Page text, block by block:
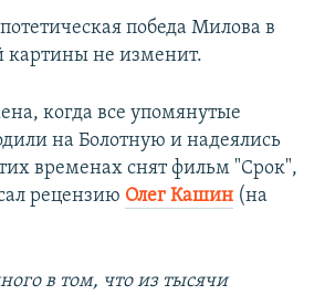
победа Милова в
картины не изменит.
когда все упомянутые
на Болотную и надеялись
временах снят фильм "Срок",
рецензию Олег Кашин (на
в том, что из тысячи